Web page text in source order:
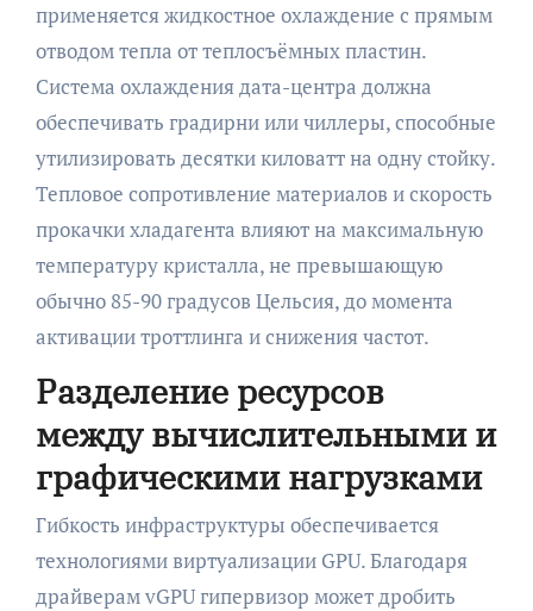
применяется жидкостное охлаждение с прямым
отводом тепла от теплосъёмных пластин.
Система охлаждения дата-центра должна
обеспечивать градирни или чиллеры, способные
утилизировать десятки киловатт на одну стойку.
Тепловое сопротивление материалов и скорость
прокачки хладагента влияют на максимальную
температуру кристалла, не превышающую
обычно 85-90 градусов Цельсия, до момента
активации троттлинга и снижения частот.
Разделение ресурсов
между вычислительными и
графическими нагрузками
Гибкость инфраструктуры обеспечивается
технологиями виртуализации GPU. Благодаря
драйверам vGPU гипервизор может дробить